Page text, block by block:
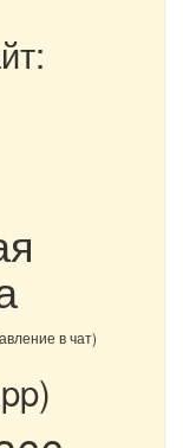
в чат)